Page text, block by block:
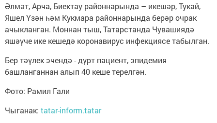
Әлмәт, Арча, Биектау районнарында – икешәр, Тукай,
Яшел Үзән һәм Кукмара районнарында берәр очрак
ачыкланган. Моннан тыш, Татарстанда Чувашиядә
яшәүче ике кешедә коронавирус инфекциясе табылган.
Бер тәүлек эчендә - дүрт пациент, эпидемия
башланганнан алып 40 кеше терелгән.
Фото: Рамил Гали
Чыганак: tatar-inform.tatar